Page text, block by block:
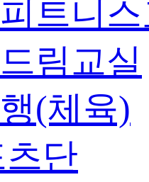
트니
림교실
(체육)
단